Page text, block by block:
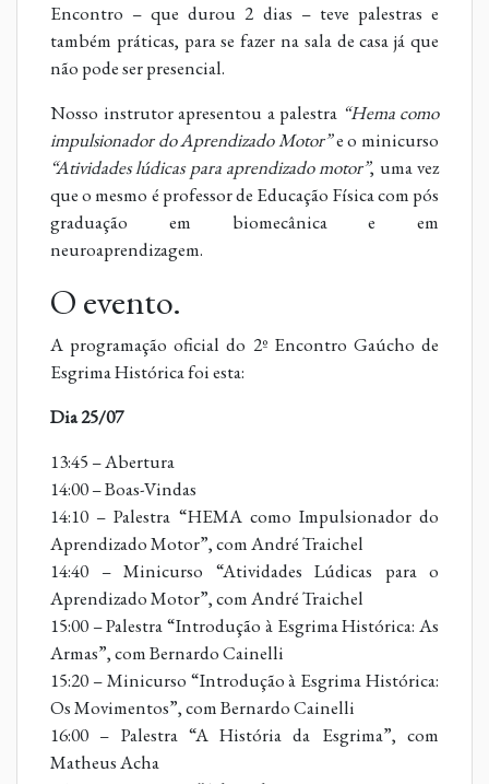
Encontro – que durou 2 dias – teve palestras e
também práticas, para se fazer na sala de casa já que
não pode ser presencial.
Nosso instrutor apresentou a palestra “Hema como
impulsionador do Aprendizado Motor”e o minicurso
“Atividades lúdicas para aprendizado motor”, uma vez
que o mesmo é professor de Educação Física com pós
graduação em biomecânica e em
neuroaprendizagem.
O evento.
A programação oficial do 2º Encontro Gaúcho de
Esgrima Histórica foi esta:
Dia 25/07
13:45 – Abertura
14:00 – Boas-Vindas
14:10 – Palestra “HEMA como Impulsionador do
Aprendizado Motor”, com André Traichel
14:40 – Minicurso “Atividades Lúdicas para o
Aprendizado Motor”, com André Traichel
15:00 – Palestra “Introdução à Esgrima Histórica: As
Armas”, com Bernardo Cainelli
15:20 – Minicurso “Introdução à Esgrima Histórica:
Os Movimentos”, com Bernardo Cainelli
16:00 – Palestra “A História da Esgrima”, com
Matheus Acha